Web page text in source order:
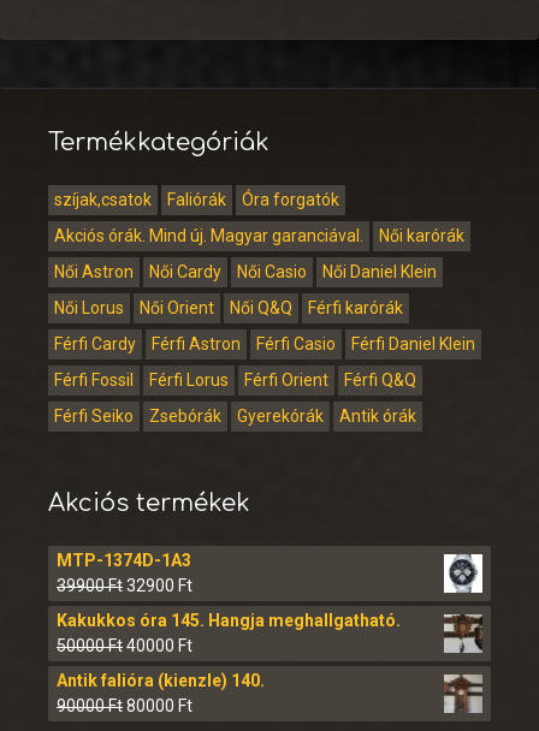
Termékkategóriák
szíjak,csatok Faliórák
Óra forgatók
Akciós órák. Mind új. Magyar garanciával.
Női karórák
Női Astron
Női Cardy Női Casio
Női Daniel Klein
Női Lorus
Női Orient Női Q&Q
Férfi karórák
Férfi Cardy
Férfi Astron Férfi Casio
Férfi Daniel Klein
Férfi Fossil
Férfi Lorus Férfi Orient
Férfi Q&Q
Férfi Seiko
Zsebórák Gyerekórák Antik órák
Akciós termékek
MTP-1374D-1A3
39900Ft32900 Ft
Kakukkos óra 145. Hangja meghallgatható.
50000Ft40000 Ft
Antik falióra (kienzle) 140.
90000Ft80000 Ft